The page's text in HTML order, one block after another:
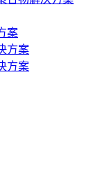
案
方案
方案